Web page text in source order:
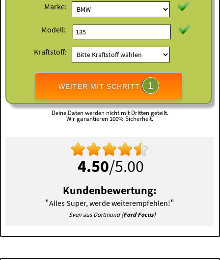
Marke:
Modell:
Kraftstoff:
WEITER MIT SCHRITT 1
Deine Daten werden nicht mit Dritten geteilt.
Wir garantieren 100% Sicherheit.
4.50/5.00
Kundenbewertung:
"Alles Super, werde weiterempfehlen!"
Sven aus Dortmund (Ford Focus)